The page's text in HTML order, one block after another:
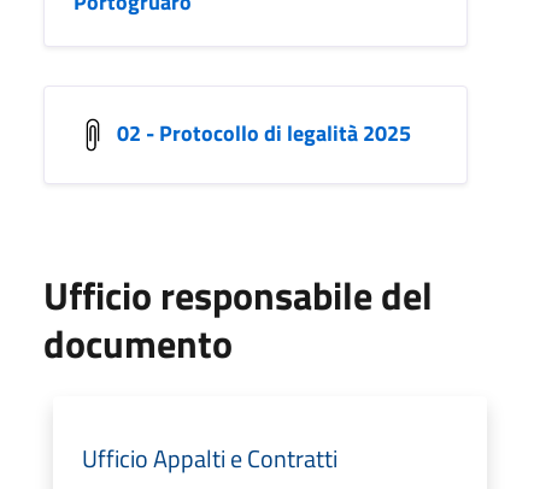
02 - Protocollo di legalità 2025
Ufficio responsabile del
documento
Ufficio Appalti e Contratti